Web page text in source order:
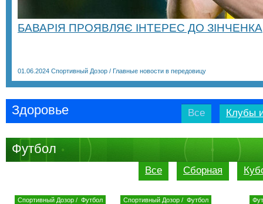
БАВАРІЯ ПРОЯВЛЯЄ ІНТЕРЕС ДО ЗІНЧЕНКА
01.06.2024 Спортивный Дозор / Главные новости в передовицу
Здоровье Все Клубы
Футбол
Все Сборная
Спортивный Дозор / Футбол Спортивный Дозор / Футбол